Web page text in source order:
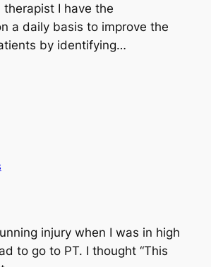
therapist I have the
a daily basis to improve the
by identifying…
injury when I was in high
to go to PT. I thought “This